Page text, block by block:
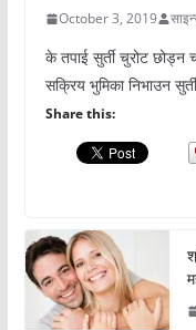
October 3, 2019
के तपाई सुर्ती चुरोट छोड्न
सक्रिय भुमिका निभाउन
Share this: